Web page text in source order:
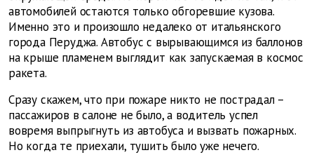
автомобилей остаются только обгоревшие кузова.
Именно это и произошло недалеко от итальянского
города Перуджа. Автобус с вырывающимся из баллонов
на крыше пламенем выглядит как запускаемая в космос
ракета.
Сразу скажем, что при пожаре никто не пострадал –
пассажиров в салоне не было, а водитель успел
вовремя выпрыгнуть из автобуса и вызвать пожарных.
Но когда те приехали, тушить было уже нечего.